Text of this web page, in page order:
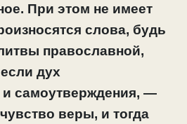
При этом не имеет
слова, будь
православной,
дух
и самоутверждения, —
веры, и тогда